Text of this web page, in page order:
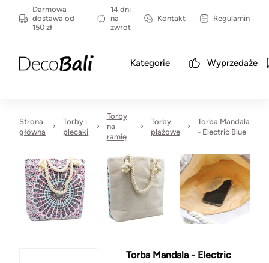
Darmowa
dostawa od
150 zł
14 dni
na
zwrot
Kontakt Regulamin
Kategorie Wyprzedaże
Strona
główna
Torby i
plecaki
Torby
na
ramię
Torby
plażowe
Torba Mandala
- Electric Blue
Torba Mandala - Electric